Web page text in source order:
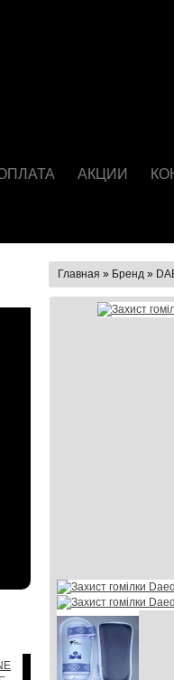
АКЦИИ
Главная » Бренд »